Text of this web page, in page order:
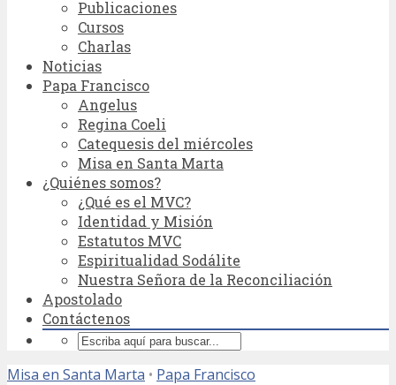
Publicaciones
Cursos
Charlas
Noticias
Papa Francisco
Angelus
Regina Coeli
Catequesis del miércoles
Misa en Santa Marta
¿Quiénes somos?
¿Qué es el MVC?
Identidad y Misión
Estatutos MVC
Espiritualidad Sodálite
Nuestra Señora de la Reconciliación
Apostolado
Contáctenos
Misa en Santa Marta • Papa Francisco